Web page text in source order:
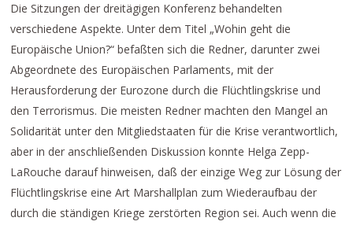
Die Sitzungen der dreitägigen Konferenz behandelten
verschiedene Aspekte. Unter dem Titel „Wohin geht die
Europäische Union?“ befaßten sich die Redner, darunter zwei
Abgeordnete des Europäischen Parlaments, mit der
Herausforderung der Eurozone durch die Flüchtlingskrise und
den Terrorismus. Die meisten Redner machten den Mangel an
Solidarität unter den Mitgliedstaaten für die Krise verantwortlich,
aber in der anschließenden Diskussion konnte Helga Zepp-
LaRouche darauf hinweisen, daß der einzige Weg zur Lösung der
Flüchtlingskrise eine Art Marshallplan zum Wiederaufbau der
durch die ständigen Kriege zerstörten Region sei. Auch wenn die